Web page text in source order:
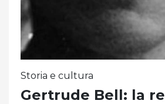
Storia e cultura
Gertrude Bell: la